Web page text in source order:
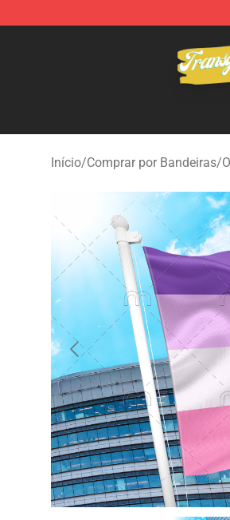
Transgender Flag Store - The
Início/Comprar por Bandeiras/